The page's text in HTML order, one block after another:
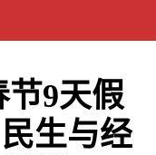
9天假
生与经